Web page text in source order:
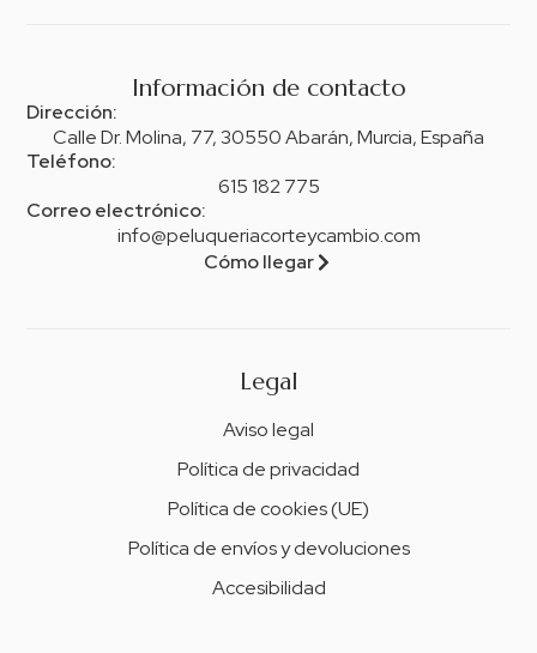
Información de contacto
Dirección:
Calle Dr. Molina, 77, 30550 Abarán, Murcia, España
Teléfono:
615 182 775
Correo electrónico:
info@peluqueriacorteycambio.com
Cómo llegar
Legal
Aviso legal
Política de privacidad
Política de cookies (UE)
Política de envíos y devoluciones
Accesibilidad